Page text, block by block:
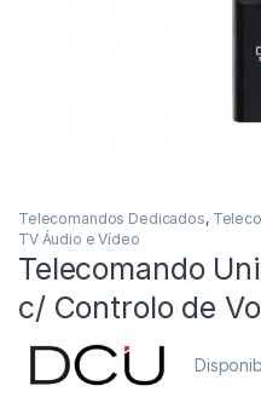
Telecomandos Dedicados,
TV Áudio e Vídeo
Telecomando
c/ Controlo de